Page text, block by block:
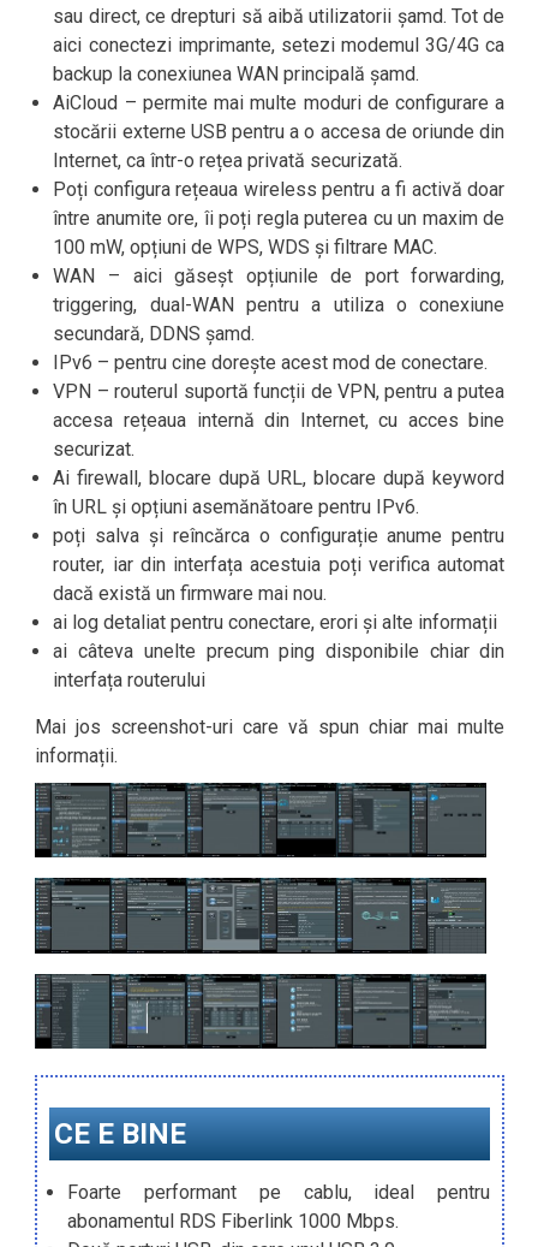
sau direct, ce drepturi să aibă utilizatorii șamd. Tot de
aici conectezi imprimante, setezi modemul 3G/4G ca
backup la conexiunea WAN principală șamd.
AiCloud – permite mai multe moduri de configurare a
stocării externe USB pentru a o accesa de oriunde din
Internet, ca într-o rețea privată securizată.
Poți configura rețeaua wireless pentru a fi activă doar
între anumite ore, îi poți regla puterea cu un maxim de
100 mW, opțiuni de WPS, WDS și filtrare MAC.
WAN – aici găseșt opțiunile de port forwarding,
triggering, dual-WAN pentru a utiliza o conexiune
secundară, DDNS șamd.
IPv6 – pentru cine dorește acest mod de conectare.
VPN – routerul suportă funcții de VPN, pentru a putea
accesa rețeaua internă din Internet, cu acces bine
securizat.
Ai firewall, blocare după URL, blocare după keyword
în URL și opțiuni asemănătoare pentru IPv6.
poți salva și reîncărca o configurație anume pentru
router, iar din interfața acestuia poți verifica automat
dacă există un firmware mai nou.
ai log detaliat pentru conectare, erori și alte informații
ai câteva unelte precum ping disponibile chiar din
interfața routerului
Mai jos screenshot-uri care vă spun chiar mai multe
informații.
CE E BINE
Foarte performant pe cablu, ideal pentru
abonamentul RDS Fiberlink 1000 Mbps.